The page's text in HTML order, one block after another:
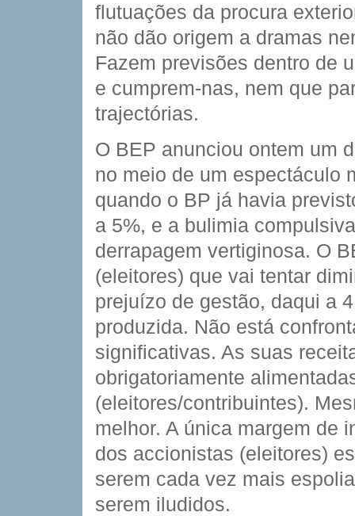
flutuações da procura
não dão origem a dramas
Fazem previsões dentro de
e cumprem-nas, nem que
trajectórias.
O BEP anunciou ontem um
no meio de um espectáculo
quando o BP já havia
a 5%, e a bulimia
derrapagem vertiginosa. O
(eleitores) que vai tentar
prejuízo de gestão, daqui a
produzida. Não está
significativas. As suas
obrigatoriamente
(eleitores/contribuintes).
melhor. A única margem de
dos accionistas (eleitores)
serem cada vez mais
serem iludidos.